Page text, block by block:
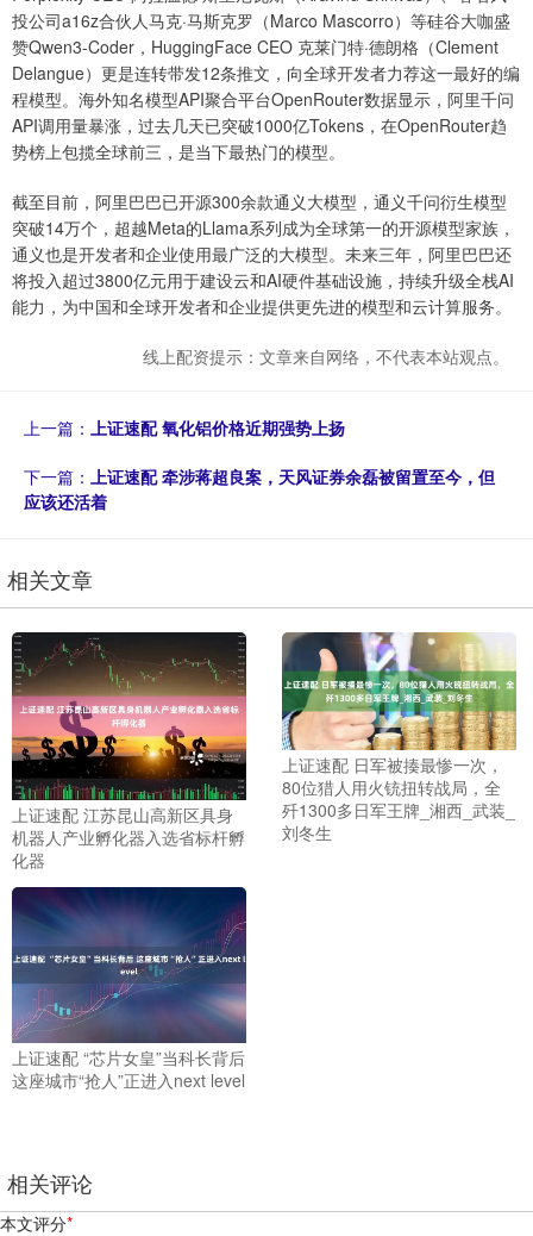
投公司a16z合伙人马克·马斯克罗（Marco Mascorro）等硅谷大咖盛
赞Qwen3-Coder，HuggingFace CEO 克莱门特·德朗格（Clement
Delangue）更是连转带发12条推文，向全球开发者力荐这一最好的编
程模型。海外知名模型API聚合平台OpenRouter数据显示，阿里千问
API调用量暴涨，过去几天已突破1000亿Tokens，在OpenRouter趋
势榜上包揽全球前三，是当下最热门的模型。
截至目前，阿里巴巴已开源300余款通义大模型，通义千问衍生模型
突破14万个，超越Meta的Llama系列成为全球第一的开源模型家族，
通义也是开发者和企业使用最广泛的大模型。未来三年，阿里巴巴还
将投入超过3800亿元用于建设云和AI硬件基础设施，持续升级全栈AI
能力，为中国和全球开发者和企业提供更先进的模型和云计算服务。
线上配资提示：文章来自网络，不代表本站观点。
上一篇： 上证速配 氧化铝价格近期强势上扬
下一篇： 上证速配 牵涉蒋超良案，天风证券余磊被留置至今，但
应该还活着
相关文章
上证速配 江苏昆山高新区具身
机器人产业孵化器入选省标杆孵
化器
上证速配 日军被揍最惨一次，
80位猎人用火铳扭转战局，全
歼1300多日军王牌_湘西_武装_
刘冬生
上证速配 “芯片女皇”当科长背后
这座城市“抢人”正进入next level
相关评论
本文评分*